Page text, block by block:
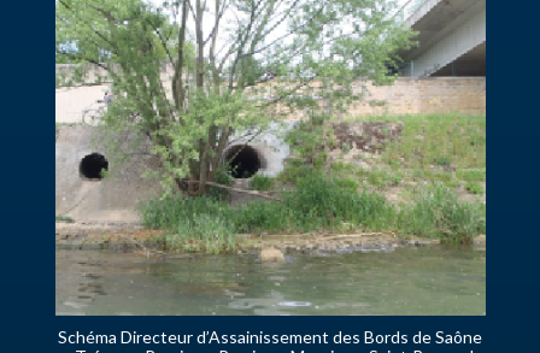
Schéma Directeur d’Assainissement des Bords de Saône